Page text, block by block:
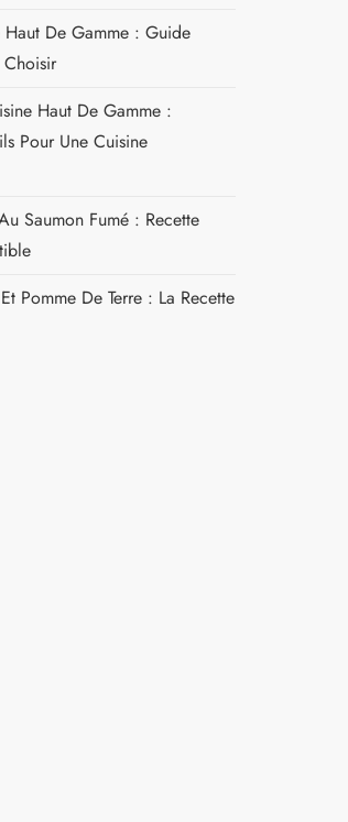
Haut De Gamme : Guide
Haut De Gamme :
Pour Une Cuisine
Saumon Fumé : Recette
Pomme De Terre : La Recette